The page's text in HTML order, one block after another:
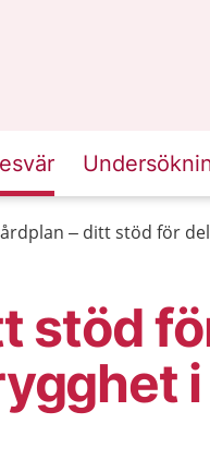
– ditt stöd för
stöd
i